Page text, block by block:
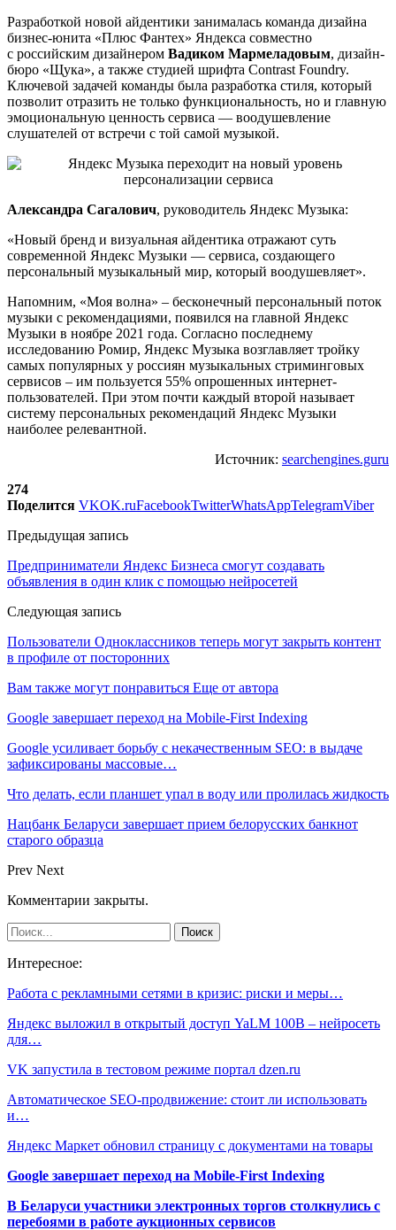
Разработкой новой айдентики занималась команда дизайна
бизнес-юнита «Плюс Фантех» Яндекса совместно
с российским дизайнером Вадиком Мармеладовым, дизайн-
бюро «Щука», а также студией шрифта Contrast Foundry.
Ключевой задачей команды была разработка стиля, который
позволит отразить не только функциональность, но и главную
эмоциональную ценность сервиса — воодушевление
слушателей от встречи с той самой музыкой.
Александра Сагалович, руководитель Яндекс Музыка:
«Новый бренд и визуальная айдентика отражают суть
современной Яндекс Музыки — сервиса, создающего
персональный музыкальный мир, который воодушевляет».
Напомним, «Моя волна» – бесконечный персональный поток
музыки с рекомендациями, появился на главной Яндекс
Музыки в ноябре 2021 года. Согласно последнему
исследованию Ромир, Яндекс Музыка возглавляет тройку
самых популярных у россиян музыкальных стриминговых
сервисов – им пользуется 55% опрошенных интернет-
пользователей. При этом почти каждый второй называет
систему персональных рекомендаций Яндекс Музыки
наиболее релевантной.
Источник: searchengines.guru
274
Поделится VKOK.ruFacebookTwitterWhatsAppTelegramViber
Предыдущая запись
Предприниматели Яндекс Бизнеса смогут создавать
объявления в один клик с помощью нейросетей
Следующая запись
Пользователи Одноклассников теперь могут закрыть контент
в профиле от посторонних
Вам также могут понравиться Еще от автора
Google завершает переход на Mobile-First Indexing
Google усиливает борьбу с некачественным SEO: в выдаче
зафиксированы массовые…
Что делать, если планшет упал в воду или пролилась жидкость
Нацбанк Беларуси завершает прием белорусских банкнот
старого образца
Prev Next
Комментарии закрыты.
Интересное:
Работа с рекламными сетями в кризис: риски и меры…
Яндекс выложил в открытый доступ YaLM 100B – нейросеть
для…
VK запустила в тестовом режиме портал dzen.ru
Автоматическое SEO-продвижение: стоит ли использовать
и…
Яндекс Маркет обновил страницу с документами на товары
Google завершает переход на Mobile-First Indexing
В Беларуси участники электронных торгов столкнулись с
перебоями в работе аукционных сервисов